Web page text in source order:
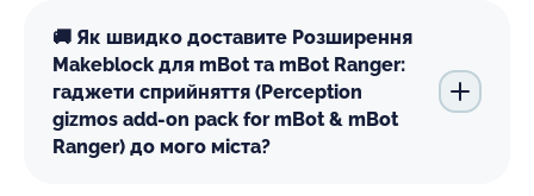
🚚 Як швидко доставите Розширення
Makeblock для mBot та mBot Ranger:
гаджети сприйняття (Perception
gizmos add-on pack for mBot & mBot
Ranger) до мого міста?